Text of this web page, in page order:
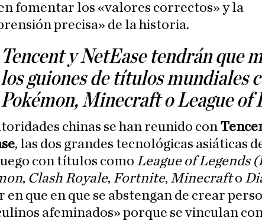
fomentar los «valores correctos» y la
precisa» de la historia.
Tencent y NetEase tendrán que
los guiones de títulos mundiales
Pokémon, Minecraft o League of
chinas se han reunido con
, las dos grandes tecnológicas asiáticas
con títulos como League of Legends
, Clash Royale, Fortnite, Minecrafto
en que en que se abstengan de crear
afeminados» porque se vinculan